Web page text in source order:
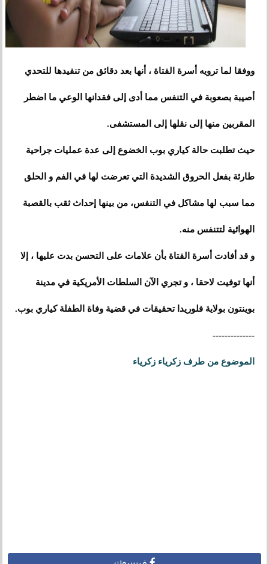
ووفقا لما ترويه أسرة الفتاة، أنها بعد دقائق من تنفيدها للتحدي
أصيبة بصعوبة في التنفس مما أدى إلى فقدانها الوعي ما اضطر
المقربين منها إلى نقلها إلى المستشفى.
حيث تطلبت حالة كياري بوب الخضوع إلى عدة عمليات جراحية
طارئة بفعل الحروق الشديدة التي تعرضت لها في الفم و الحلق
مما سبب لها مشاكل في التنفس، من بينها إحداث ثقب بالقصبة
الهوائية لتتنفس منه.
و قد أفادت أسرة الفتاة بأن علامات على التحسن بدت عليها، إلا
أنها توفيت لاحقا ، و تجري الآن السلطات الأمريكية في مدينة
بوينتون بولاية فلوريدا تحقيقات في قضية وفاة الطفلة كياري بوب.
--------------
الموضوع من طرف زكرياء زكرياء